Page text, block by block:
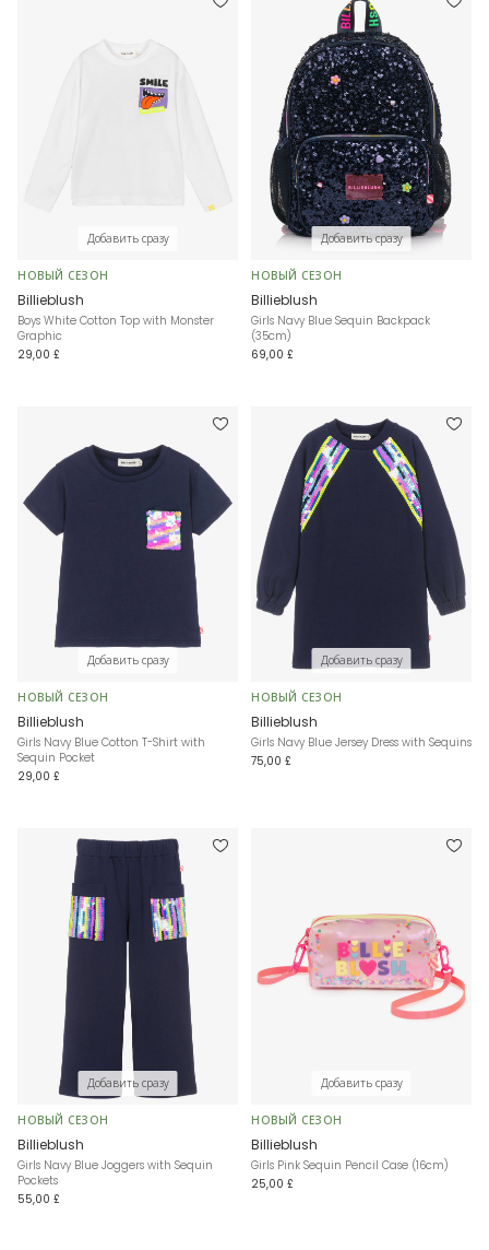
Добавить сразу
НОВЫЙ СЕЗОН
Billieblush
Boys White Cotton Top with Monster
Graphic
29,00 £
Добавить сразу
НОВЫЙ СЕЗОН
Billieblush
Girls Navy Blue Sequin Backpack
(35cm)
69,00 £
Добавить сразу
НОВЫЙ СЕЗОН
Billieblush
Girls Navy Blue Cotton T-Shirt with
Sequin Pocket
29,00 £
Добавить сразу
НОВЫЙ СЕЗОН
Billieblush
Girls Navy Blue Jersey Dress with Sequins
75,00 £
Добавить сразу
НОВЫЙ СЕЗОН
Billieblush
Girls Navy Blue Joggers with Sequin
Pockets
55,00 £
Добавить сразу
НОВЫЙ СЕЗОН
Billieblush
Girls Pink Sequin Pencil Case (16cm)
25,00 £